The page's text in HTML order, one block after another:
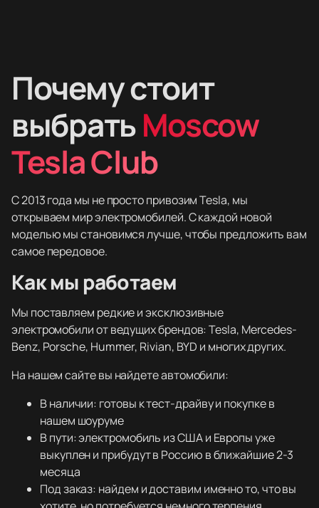
Почему стоит
выбратьMoscow
Tesla Club
С 2013 года мы не просто привозим Tesla, мы
открываем мир электромобилей. С каждой новой
моделью мы становимся лучше, чтобы предложить вам
самое передовое.
Как мы работаем
Мы поставляем редкие и эксклюзивные
электромобили от ведущих брендов: Tesla, Mercedes-
Benz, Porsche, Hummer, Rivian, BYD и многих других.
На нашем сайте вы найдете автомобили:
В наличии: готовы к тест-драйву и покупке в
нашем шоуруме
В пути: электромобиль из США и Европы уже
выкуплен и прибудут в Россию в ближайшие 2-3
месяца
Под заказ: найдем и доставим именно то, что вы